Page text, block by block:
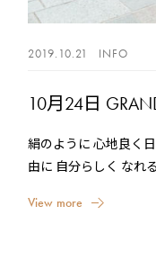
2019.10.21 INFO
10月24日
絹のように 心地良く
由に 自分らしく なれ
View more